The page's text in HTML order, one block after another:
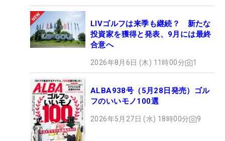
LIVゴルフは来季も継続？ 新たな
投資家を獲得と発表、9月には最終
合意へ
2026年8月6日 (木) 11時00分 1
ALBA938号（5月28日発売）ゴル
フのいいモノ100選
2026年5月27日 (水) 18時00分 9